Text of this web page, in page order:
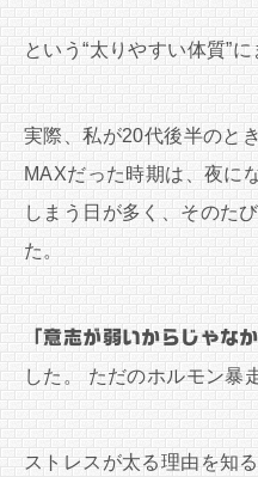
という“太りやすい体質”に
実際、私が20代後半のと
MAXだった時期は、夜に
しまう日が多く、そのた
た。
「意志が弱いからじゃなか
した。 ただのホルモン暴
ストレスが太る理由を知